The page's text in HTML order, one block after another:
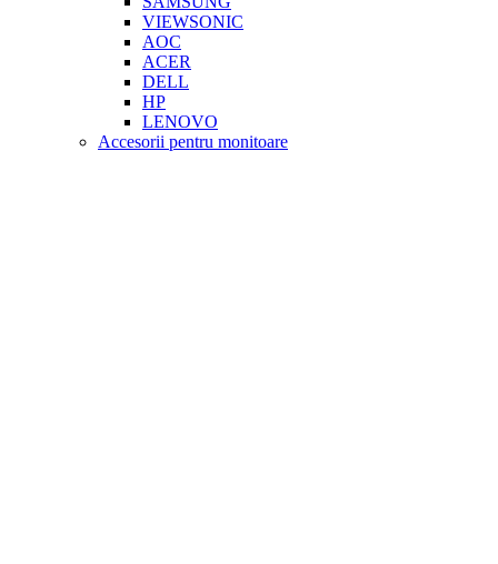
VIEWSONIC
AOC
ACER
DELL
HP
LENOVO
Accesorii pentru monitoare